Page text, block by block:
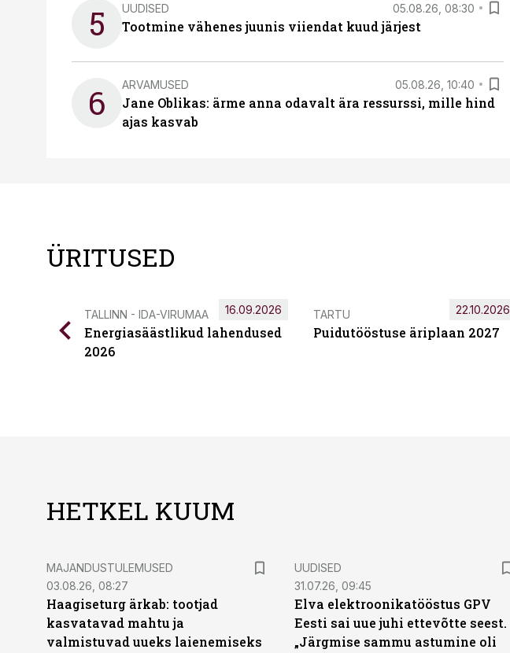
5 UUDISED 05.08.26, 08:30
Tootmine vähenes juunis viiendat kuud järjest
6 ARVAMUSED 05.08.26, 10:40
Jane Oblikas: ärme anna odavalt ära ressurssi, mille hind
ajas kasvab
ÜRITUSED
TALLINN - IDA-VIRUMAA
Energiasäästlikud lahendused
2026
16.09.2026 TARTU
Puidutööstuse äriplaan 2027
22.10.2026
HETKEL KUUM
MAJANDUSTULEMUSED
03.08.26, 08:27
Haagiseturg ärkab: tootjad
kasvatavad mahtu ja
valmistuvad uueks laienemiseks
UUDISED
31.07.26, 09:45
Elva elektroonikatööstus GPV
Eesti sai uue juhi ettevõtte seest.
„Järgmise sammu astumine oli